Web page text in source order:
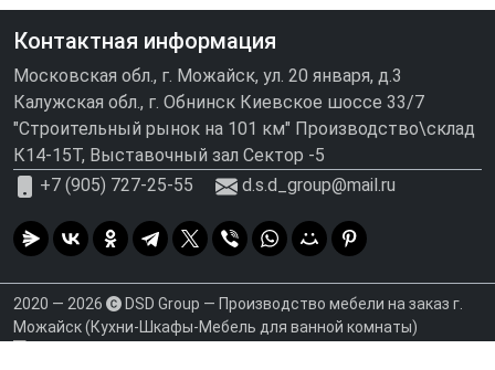
Контактная информация
Московская обл., г. Можайск, ул. 20 января, д.3
Калужская обл., г. Обнинск Киевское шоссе 33/7
"Строительный рынок на 101 км" Производство\склад
К14-15Т, Выставочный зал Сектор -5
+7 (905) 727-25-55
d.s.d_group@mail.ru
2020 — 2026
DSD Group — Производство мебели на заказ г.
Можайск (Кухни-Шкафы-Мебель для ванной комнаты)